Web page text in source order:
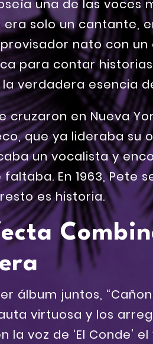
una de las voces
era solo un cantante,
nato con
para contar
verdadera esencia
cruzaron en Nueva
que ya lideraba su
un vocalista y
En 1963, Pete
es historia.
álbum juntos,
virtuosa y los
la voz de ‘El Conde’